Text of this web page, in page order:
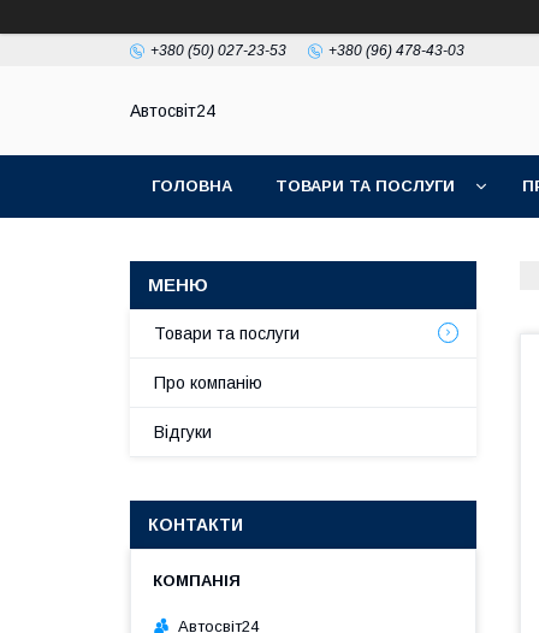
+380 (50) 027-23-53 +380 (96) 478-43-03
Автосвіт24
ГОЛОВНА ТОВАРИ ТА ПОСЛУГИ
Товари та послуги
Про компанію
Відгуки
КОНТАКТИ
Автосвіт24